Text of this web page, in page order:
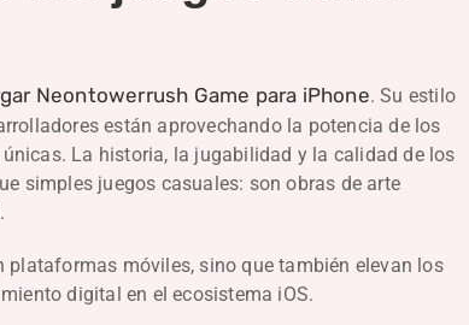
Neontowerrush Game para iPhone. Su estilo
están aprovechando la potencia de los
La historia, la jugabilidad y la calidad de los
simples juegos casuales: son obras de arte
móviles, sino que también elevan los
digital en el ecosistema iOS.